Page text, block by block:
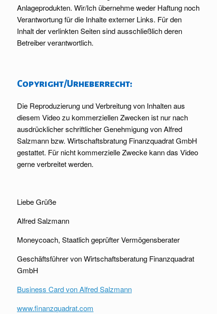
Anlageprodukten. Wir/Ich übernehme weder Haftung noch
Verantwortung für die Inhalte externer Links. Für den
Inhalt der verlinkten Seiten sind ausschließlich deren
Betreiber verantwortlich.
Copyright/Urheberrecht:
Die Reproduzierung und Verbreitung von Inhalten aus
diesem Video zu kommerziellen Zwecken ist nur nach
ausdrücklicher schriftlicher Genehmigung von Alfred
Salzmann bzw. Wirtschaftsbratung Finanzquadrat GmbH
gestattet. Für nicht kommerzielle Zwecke kann das Video
gerne verbreitet werden.
Liebe Grüße
Alfred Salzmann
Moneycoach, Staatlich geprüfter Vermögensberater
Geschäftsführer von Wirtschaftsberatung Finanzquadrat
GmbH
Business Card von Alfred Salzmann
www.finanzquadrat.com